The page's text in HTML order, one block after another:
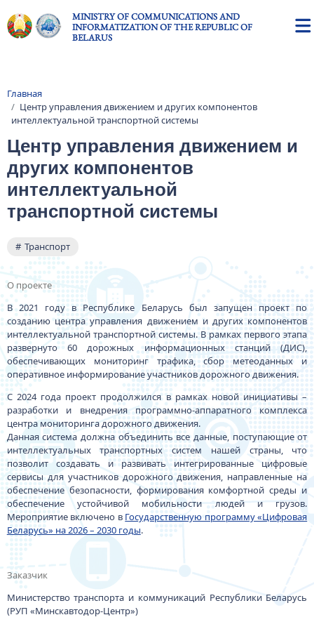
MINISTRY OF COMMUNICATIONS AND
INFORMATIZATION OF THE REPUBLIC OF
BELARUS
Breadcrumb
Главная
Центр управления движением и других компонентов
интеллектуальной транспортной системы
Центр управления движением и
других компонентов
интеллектуальной
транспортной системы
Транспорт
О проекте
В 2021 году в Республике Беларусь был запущен проект по
созданию центра управления движением и других компонентов
интеллектуальной транспортной системы. В рамках первого этапа
развернуто 60 дорожных информационных станций (ДИС),
обеспечивающих мониторинг трафика, сбор метеоданных и
оперативное информирование участников дорожного движения.
С 2024 года проект продолжился в рамках новой инициативы –
разработки и внедрения программно-аппаратного комплекса
центра мониторинга дорожного движения.
Данная система должна объединить все данные, поступающие от
интеллектуальных транспортных систем нашей страны, что
позволит создавать и развивать интегрированные цифровые
сервисы для участников дорожного движения, направленные на
обеспечение безопасности, формирования комфортной среды и
обеспечение устойчивой мобильности людей и грузов.
Мероприятие включено в Государственную программу «Цифровая
Беларусь» на 2026 – 2030 годы.
Заказчик
Министерство транспорта и коммуникаций Республики Беларусь
(РУП «Минскавтодор-Центр»)